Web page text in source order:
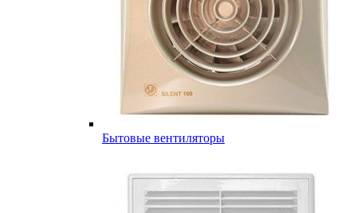
Бытовые вентиляторы